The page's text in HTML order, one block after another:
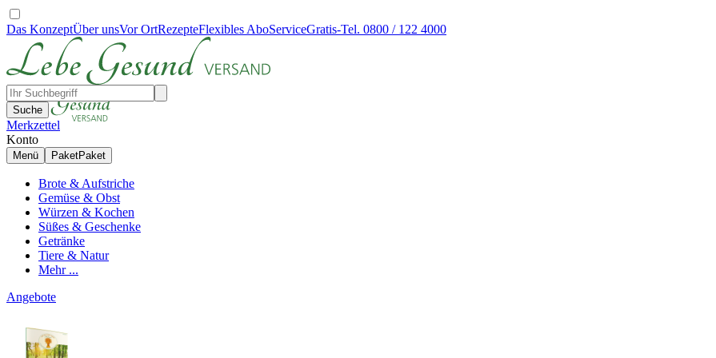
Das KonzeptÜber unsVor OrtRezepteFlexibles AboServiceGratis-Tel. 0800 / 122 4000
Suche
Merkzettel
Konto
Menü PaketPaket
Brote & Aufstriche
Gemüse & Obst
Würzen & Kochen
Süßes & Geschenke
Getränke
Tiere & Natur
Mehr ...
Angebote